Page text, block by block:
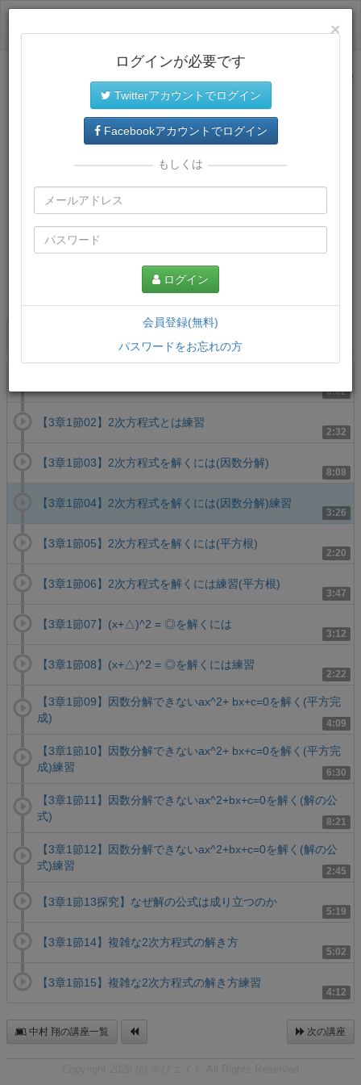
サイトトップに戻る
6:02
2:32
【3章1節02】2次方程式とは練習
8:08
【3章1節03】2次方程式を解くには(因数分解)
3:26
【3章1節04】2次方程式を解くには(因数分解)練習
2:20
【3章1節05】2次方程式を解くには(平方根)
3:47
【3章1節06】2次方程式を解くには練習(平方根)
3:12
【3章1節07】(x+△)^2 = ◎を解くには
2:22
【3章1節08】(x+△)^2 = ◎を解くには練習
4:09
【3章1節09】因数分解できないax^2+ bx+c=0を解く(平方完
成)
6:30
【3章1節10】因数分解できないax^2+ bx+c=0を解く(平方完
成)練習
8:21
【3章1節11】因数分解できないax^2+bx+c=0を解く(解の公
式)
2:45
【3章1節12】因数分解できないax^2+bx+c=0を解く(解の公
式)練習
5:19
【3章1節13探究】なぜ解の公式は成り立つのか
5:02
【3章1節14】複雑な2次方程式の解き方
4:12
【3章1節15】複雑な2次方程式の解き方練習
中村 翔の講座一覧 次の講座
×
ログインが必要です
Twitterアカウントでログイン
Facebookアカウントでログイン
もしくは
ログイン
会員登録(無料)
パスワードをお忘れの方